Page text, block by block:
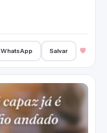
WhatsApp Salvar